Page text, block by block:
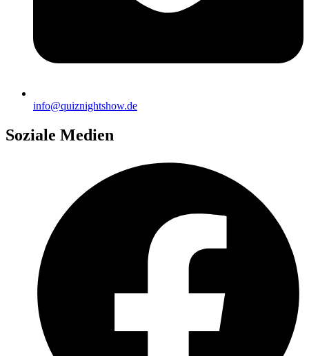
info@quiznightshow.de
Soziale Medien